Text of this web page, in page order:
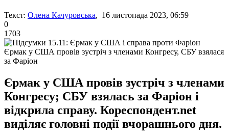
Текст: Олена Качуровська, 16 листопада 2023, 06:59
0
1703
Єрмак у США провів зустріч з членами Конгресу, СБУ взялася
за Фаріон
Єрмак у США провів зустріч з членами
Конгресу; СБУ взялась за Фаріон і
відкрила справу. Кореспондент.net
виділяє головні події вчорашнього дня.